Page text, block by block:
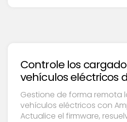
Controle los
vehículos eléctricos
remota
Gestione de forma remota
vehículos eléctricos con
Actualice el firmware,